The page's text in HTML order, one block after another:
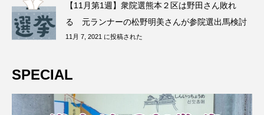
【11月第1週】衆院選熊本２区は野田さん敗れ
る 元ランナーの松野明美さんが参院選出馬検討
11月 7, 2021 に投稿された
SPECIAL